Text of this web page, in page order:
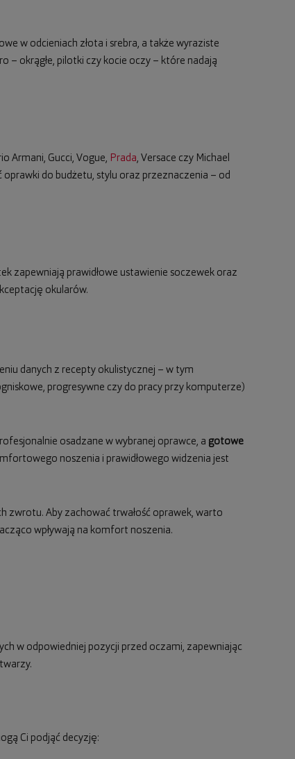
w odcieniach złota i srebra, a także wyraziste
– okrągłe, pilotki czy kocie oczy – które nadają
Armani, Gucci, Vogue, Prada, Versace czy Michael
do budżetu, stylu oraz przeznaczenia – od
zapewniają prawidłowe ustawienie soczewek oraz
okularów.
danych z recepty okulistycznej – w tym
progresywne czy do pracy przy komputerze)
osadzane w wybranej oprawce, a gotowe
noszenia i prawidłowego widzenia jest
zwrotu. Aby zachować trwałość oprawek, warto
wpływają na komfort noszenia.
w odpowiedniej pozycji przed oczami, zapewniając
Ci podjąć decyzję: